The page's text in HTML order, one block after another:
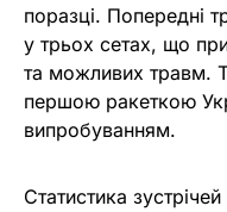
поразці. Попередні
у трьох сетах, що
та можливих травм.
першою ракеткою
випробуванням.
Статистика